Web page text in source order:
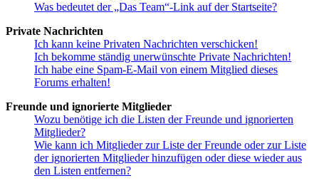
Was bedeutet der „Das Team“-Link auf der Startseite?
Private Nachrichten
Ich kann keine Privaten Nachrichten verschicken!
Ich bekomme ständig unerwünschte Private Nachrichten!
Ich habe eine Spam-E-Mail von einem Mitglied dieses
Forums erhalten!
Freunde und ignorierte Mitglieder
Wozu benötige ich die Listen der Freunde und ignorierten
Mitglieder?
Wie kann ich Mitglieder zur Liste der Freunde oder zur Liste
der ignorierten Mitglieder hinzufügen oder diese wieder aus
den Listen entfernen?